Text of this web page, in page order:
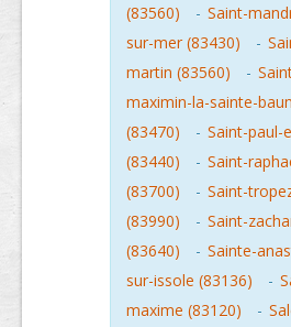
(83560)
- Saint-
sur-mer (83430)
-
martin (83560)
-
maximin-la-sainte-
(83470)
- Saint-paul-
(83440)
- Saint-
(83700)
- Saint-
(83990)
- Saint-
(83640)
- Sainte-
sur-issole (83136)
-
maxime (83120)
-